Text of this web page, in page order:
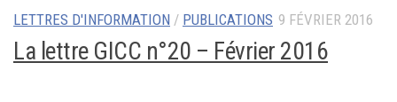
LETTRES D'INFORMATION / PUBLICATIONS 9 FÉVRIER 2016
La lettre GICC n°20 – Février 2016